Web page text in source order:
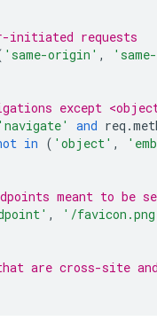
initiated requests
'same-origin' ,
except
'navigate' and req .
in ( 'object' ,
meant to be
,
'/
are cross-site